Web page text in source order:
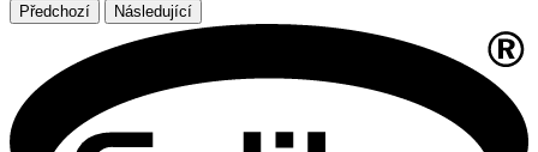
Předchozí Následující